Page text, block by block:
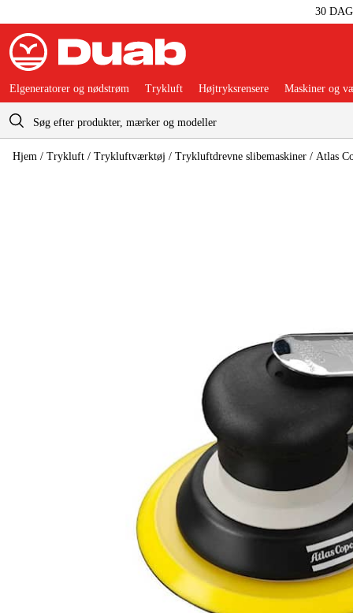
30
Indkøbskurv
Elgeneratorer og nødstrøm Trykluft Højtryksrensere Maskiner og
Hjem / Trykluft / Trykluftværktøj / Trykluftdrevne slibemaskiner / Atlas